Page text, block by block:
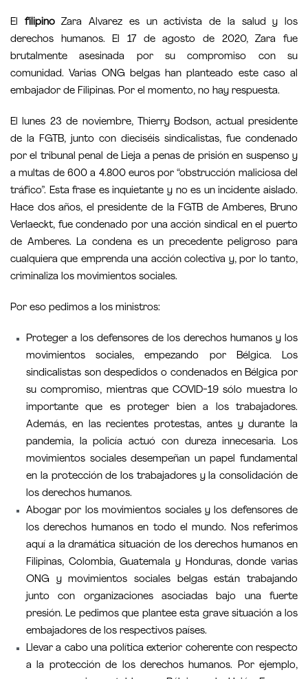
El filipinoZara Alvarez es un activista de la salud y los
derechos humanos. El 17 de agosto de 2020, Zara fue
brutalmente asesinada por su compromiso con su
comunidad. Varias ONG belgas han planteado este caso al
embajador de Filipinas. Por el momento, no hay respuesta.
El lunes 23 de noviembre, Thierry Bodson, actual presidente
de la FGTB, junto con dieciséis sindicalistas, fue condenado
por el tribunal penal de Lieja a penas de prisión en suspenso y
a multas de 600 a 4.800 euros por “obstrucción maliciosa del
tráfico”. Esta frase es inquietante y no es un incidente aislado.
Hace dos años, el presidente de la FGTB de Amberes, Bruno
Verlaeckt, fue condenado por una acción sindical en el puerto
de Amberes. La condena es un precedente peligroso para
cualquiera que emprenda una acción colectiva y, por lo tanto,
criminaliza los movimientos sociales.
Por eso pedimos a los ministros:
Proteger a los defensores de los derechos humanos y los
movimientos sociales, empezando por Bélgica. Los
sindicalistas son despedidos o condenados en Bélgica por
su compromiso, mientras que COVID-19 sólo muestra lo
importante que es proteger bien a los trabajadores.
Además, en las recientes protestas, antes y durante la
pandemia, la policía actuó con dureza innecesaria. Los
movimientos sociales desempeñan un papel fundamental
en la protección de los trabajadores y la consolidación de
los derechos humanos.
Abogar por los movimientos sociales y los defensores de
los derechos humanos en todo el mundo. Nos referimos
aquí a la dramática situación de los derechos humanos en
Filipinas, Colombia, Guatemala y Honduras, donde varias
ONG y movimientos sociales belgas están trabajando
junto con organizaciones asociadas bajo una fuerte
presión. Le pedimos que plantee esta grave situación a los
embajadores de los respectivos países.
Llevar a cabo una política exterior coherente con respecto
a la protección de los derechos humanos. Por ejemplo,